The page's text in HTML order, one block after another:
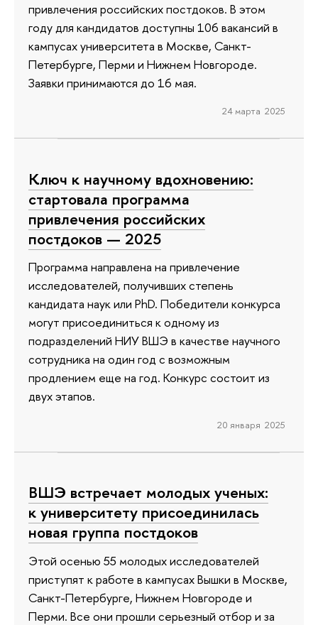
привлечения российских постдоков. В этом
году для кандидатов доступны 106 вакансий в
кампусах университета в Москве, Санкт-
Петербурге, Перми и Нижнем Новгороде.
Заявки принимаются до 16 мая.
24 марта 2025
Ключ к научному вдохновению:
стартовала программа
привлечения российских
постдоков — 2025
Программа направлена на привлечение
исследователей, получивших степень
кандидата наук или PhD. Победители конкурса
могут присоединиться к одному из
подразделений НИУ ВШЭ в качестве научного
сотрудника на один год с возможным
продлением еще на год. Конкурс состоит из
двух этапов.
20 января 2025
ВШЭ встречает молодых ученых:
к университету присоединилась
новая группа постдоков
Этой осенью 55 молодых исследователей
приступят к работе в кампусах Вышки в Москве,
Санкт-Петербурге, Нижнем Новгороде и
Перми. Все они прошли серьезный отбор и за